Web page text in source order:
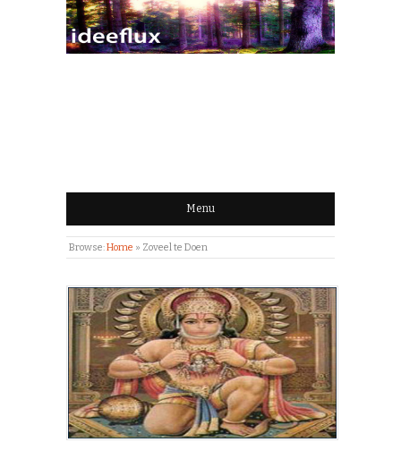
IDEEFLUX | STROOM
VAN IDEEËN
Menu
Browse:Home » Zoveel te Doen